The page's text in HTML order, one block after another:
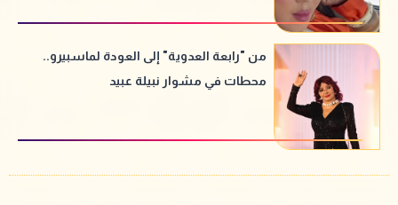
من "رابعة العدوية" إلى العودة لماسبيرو..
محطات في مشوار نبيلة عبيد